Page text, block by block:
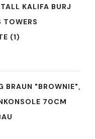
KALIFA BURJ
TOWERS
(1)
BRAUN "BROWNIE",
70CM